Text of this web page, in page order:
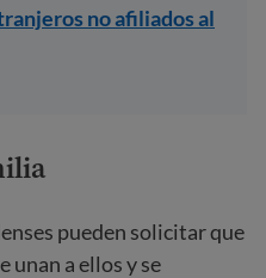
no afiliados al
pueden solicitar que
unan a ellos y se